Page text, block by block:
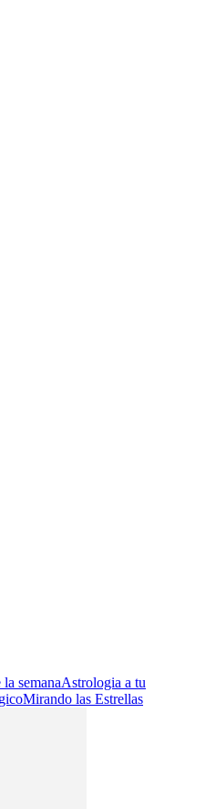
semanaAstrologia a tu
Mirando las Estrellas